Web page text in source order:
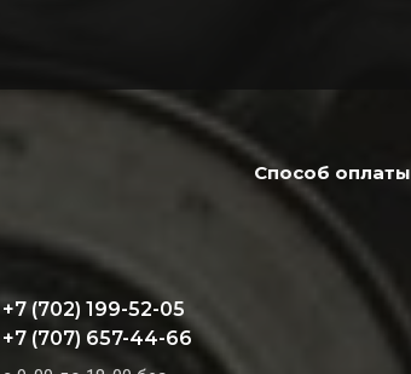
Способ оплаты
+7 (702) 199-52-05
+7 (707) 657-44-66